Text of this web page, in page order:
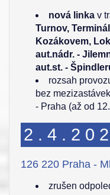
nová linka v
Turnov,
Kozákovem,
aut.nádr. -
aut.st. -
rozsah
bez
- Praha (až od
126 220 Praha -
zrušen